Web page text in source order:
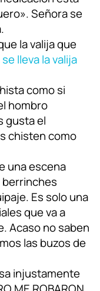
Señora se
la valija que
lleva la valija
como si
hombro
gusta el
chisten como
una escena
Es solo una
que va a
Acaso no saben
las buzos de
injustamente